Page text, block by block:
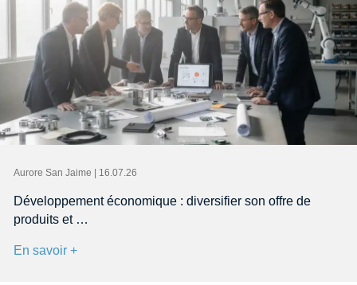
Aurore San Jaime | 16.07.26
Développement économique : diversifier son offre de
produits et …
En savoir +